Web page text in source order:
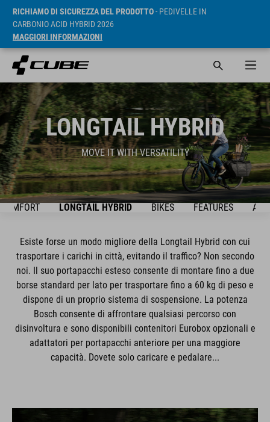
RICHIAMO DI SICUREZZA DEL PRODOTTO- PEDIVELLE IN
CARBONIO ACID HYBRID 2026
MAGGIORI INFORMAZIONI
LONGTAIL HYBRID
MOVE IT WITH VERSATILITY
LONGTAIL HYBRID BIKES FEATURES
Esiste forse un modo migliore della Longtail Hybrid con cui
trasportare i carichi in città, evitando il traffico? Non secondo
noi. Il suo portapacchi esteso consente di montare fino a due
borse standard per lato per trasportare fino a 60 kg di peso e
dispone di un proprio sistema di sospensione. La potenza
Bosch consente di affrontare qualsiasi percorso con
disinvoltura e sono disponibili contenitori Eurobox opzionali e
adattatori per portapacchi anteriore per una maggiore
capacità. Dovete solo caricare e pedalare...